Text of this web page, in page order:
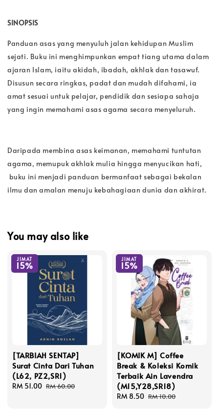
SINOPSIS
Panduan asas yang menyuluh jalan kehidupan Muslim
sejati. Buku ini menghimpunkan empat tiang utama dalam
ajaran Islam, iaitu akidah, ibadah, akhlak dan tasawuf.
Disusun secara ringkas, padat dan mudah difahami, ia
amat sesuai untuk pelajar, pendidik dan sesiapa sahaja
yang ingin memahami asas agama secara menyeluruh.
Daripada membina asas keimanan, memahami tuntutan
agama, memupuk akhlak mulia hingga menyucikan hati,
buku ini menjadi panduan bermanfaat sebagai bekalan
ilmu dan amalan menuju kebahagiaan dunia dan akhirat.
You may also like
JIMAT
15%
[TARBIAH SENTAP]
Surat Cinta Dari Tuhan
(L62, PZ2,SR1)
Sale
RM 51.00 Regular
RM 60.00
JIMAT
15%
[KOMIK M] Coffee
Break & Koleksi Komik
Terbaik Ain Lavendra
(M15,Y28,SR18)
Sale
RM 8.50 Regular
RM 10.00